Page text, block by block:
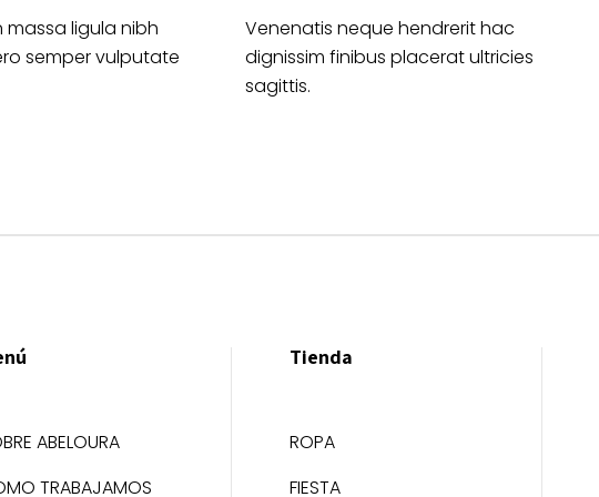
massa ligula nibh
semper vulputate
Venenatis neque hendrerit hac
dignissim finibus placerat ultricies
sagittis.
ABELOURA
TRABAJAMOS
Tienda
ROPA
FIESTA